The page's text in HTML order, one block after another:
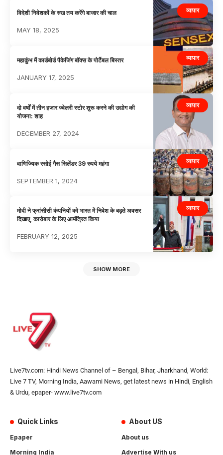
व्यापार
विदेशी निवेशकों के रुख तय करेंगे बाजार की चाल
MAY 18, 2025
व्यापार
महाकुंभ में कार्डबोर्ड पैकेजिंग बॉक्स के पोर्टेबल बिस्तर
JANUARY 17, 2025
व्यापार
दो वर्षाें में तीन हजार ज्वेलरी स्टोर शुरू करने की उद्योग की
योजना: शाह
DECEMBER 27, 2024
व्यापार
वाणिज्यिक रसोई गैस सिलेंडर 39 रुपये महंगा
SEPTEMBER 1, 2024
व्यापार
मोदी ने फ्रांसीसी कंपनियों को भारत में निवेश के बढ़ते अवसर
दिखाए, कारोबार के लिए आमंत्रित किया
FEBRUARY 12, 2025
SHOW MORE
Live7tv.com: Hindi News Channel of – Bengal, Bihar, Jharkhand, World:
Live 7 TV, Morning India, Aawami News, get latest news in Hindi, English
& Urdu, epaper- www.live7tv.com
Quick Links
Epaper
Morning India
About US
About us
Advertise With us